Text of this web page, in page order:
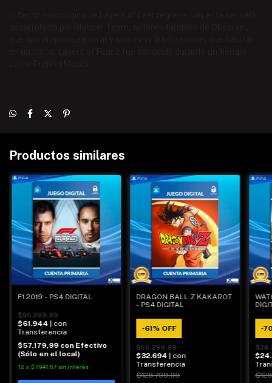
Productos similares
F1 2019 - PS4 DIGITAL
$95.299,99
$61.944
| con
Transferencia
$57.179,99 con Efectivo
(Sólo en el local)
12 x $7.941,67 sin interés
DRAGON BALL Z KAKAROT
- PS4 DIGITAL
-61% OFF
$50.299,99
$32.694
| con
Transferencia
$128.799,99
-